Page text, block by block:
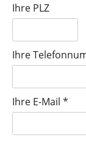
Ihre PLZ
Ihre
Ihre E-Mail *